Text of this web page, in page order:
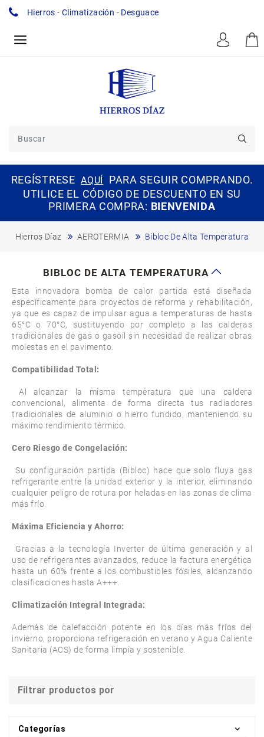
Hierros -Climatización - Desguace
REGÍSTRESE AQUÍ
PARA SEGUIR COMPRANDO.
UTILICE EL CÓDIGO DE DESCUENTO EN SU
PRIMERA COMPRA: BIENVENIDA
Hierros Díaz AEROTERMIA Bibloc De Alta Temperatura
BIBLOC DE ALTA TEMPERATURA
Esta innovadora bomba de calor partida está diseñada
específicamente para proyectos de reforma y rehabilitación,
ya que es capaz de impulsar agua a temperaturas de hasta
65°C o 70°C, sustituyendo por completo a las calderas
tradicionales de gas o gasoil sin necesidad de realizar obras
molestas en el pavimento.
Compatibilidad Total:
Al alcanzar la misma temperatura que una caldera
convencional, alimenta de forma directa tus radiadores
tradicionales de aluminio o hierro fundido, manteniendo su
máximo rendimiento térmico.
Cero Riesgo de Congelación:
Su configuración partida (Bibloc) hace que solo fluya gas
refrigerante entre la unidad exterior y la interior, eliminando
cualquier peligro de rotura por heladas en las zonas de clima
más frío.
Máxima Eficiencia y Ahorro:
uso de refrigerantes avanzados, reduce la factura energética
hasta un 60% frente a los combustibles fósiles, alcanzando
clasificaciones hasta A+++.
Climatización Integral Integrada:
Además de calefacción potente en los días más fríos del
invierno, proporciona refrigeración en verano y Agua Caliente
Sanitaria (ACS) de forma limpia y sostenible.
Filtrar productos por
Categorías